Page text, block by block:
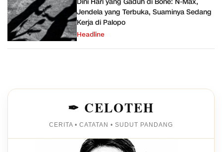
Jendela yang Terbuka, Suaminya Sedang
Kerja di Palopo
Headline
✒ CELOTEH
CERITA • CATATAN • SUDUT PANDANG